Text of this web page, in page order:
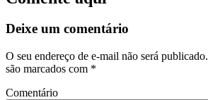
Deixe um comentário
O seu endereço de e-mail não será publicado.
são marcados com *
Comentário